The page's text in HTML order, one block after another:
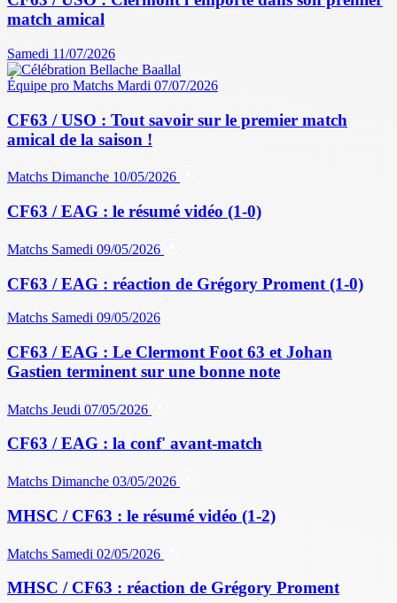
match amical
Samedi 11/07/2026
Équipe pro Matchs Mardi 07/07/2026
CF63 / USO : Tout savoir sur le premier match
amical de la saison !
Matchs Dimanche 10/05/2026
CF63 / EAG : le résumé vidéo (1-0)
Matchs Samedi 09/05/2026
CF63 / EAG : réaction de Grégory Proment (1-0)
Matchs Samedi 09/05/2026
CF63 / EAG : Le Clermont Foot 63 et Johan
Gastien terminent sur une bonne note
Matchs Jeudi 07/05/2026
CF63 / EAG : la conf' avant-match
Matchs Dimanche 03/05/2026
MHSC / CF63 : le résumé vidéo (1-2)
Matchs Samedi 02/05/2026
MHSC / CF63 : réaction de Grégory Proment